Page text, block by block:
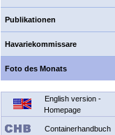
Publikationen
Havariekommissare
Foto des Monats
English version -
Homepage
Containerhandbuch